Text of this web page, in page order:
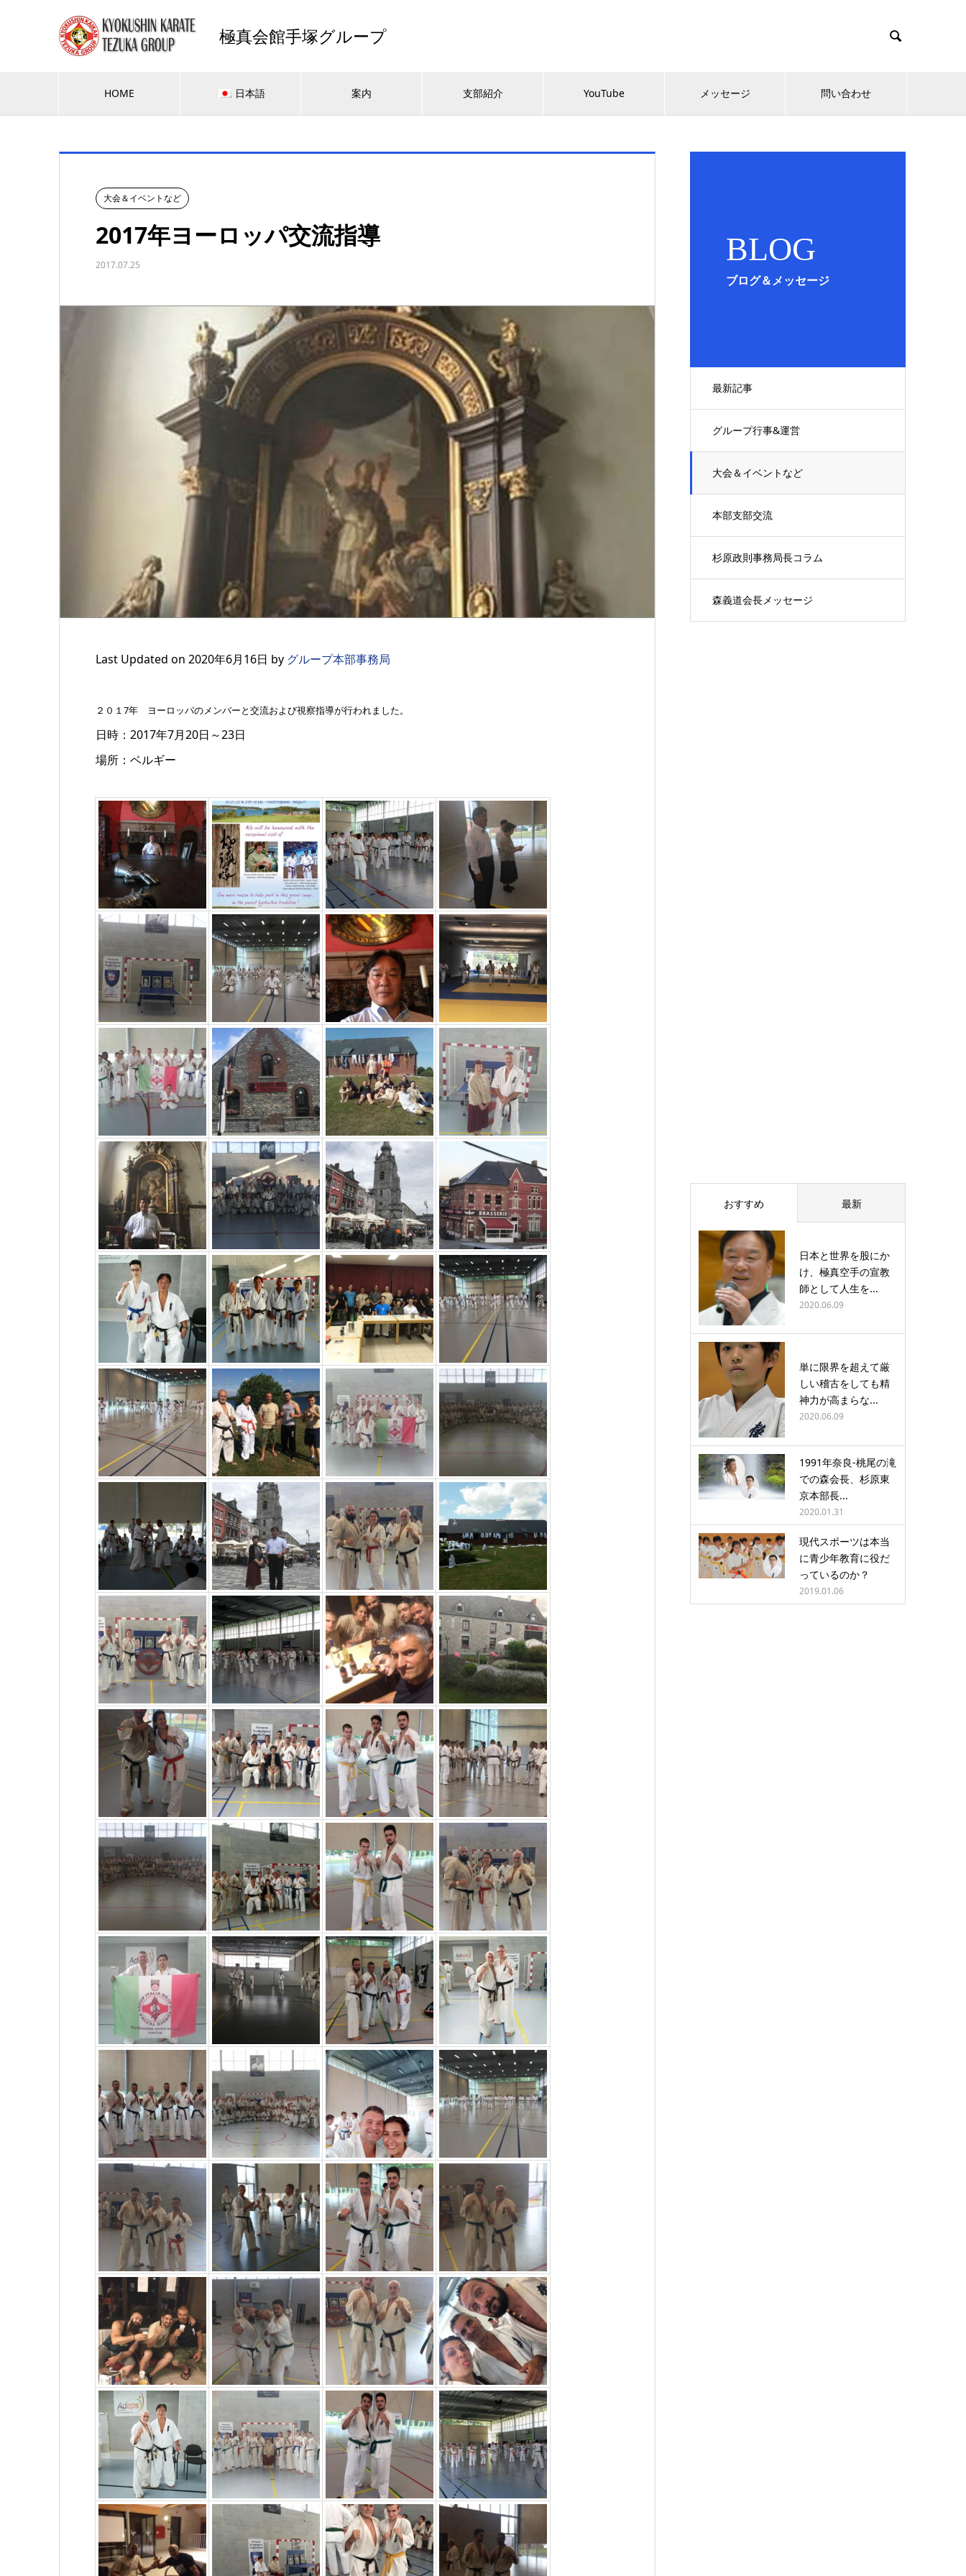
極真会館手塚グループ 
HOME 日本語 案内 支部紹介 YouTube メッセージ 問い合わせ
BLOG
ブログ＆メッセージ
最新記事
グループ行事&運営
大会＆イベントなど
本部支部交流
杉原政則事務局長コラム
森義道会長メッセージ
大会＆イベントなど
2017年ヨーロッパ交流指導
2017.07.25
Last Updated on 2020年6月16日 by グループ本部事務局
２０１7年 ヨーロッパのメンバーと交流および視察指導が行われました。
日時：2017年7月20日～23日
場所：ベルギー
おすすめ 最新
日本と世界を股にか
け、極真空手の宣教
師として人生を...
2020.06.09
単に限界を超えて厳
しい稽古をしても精
神力が高まらな...
2020.06.09
1991年奈良-桃尾の滝
での森会長、杉原東
京本部長...
2020.01.31
現代スポーツは本当
に青少年教育に役だ
っているのか？
2019.01.06